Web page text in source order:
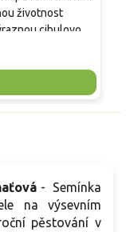
životnost
cibulovou
rychlé
a dekorativní.
do záhonů,
- Semínka
na výsevním
pěstování v